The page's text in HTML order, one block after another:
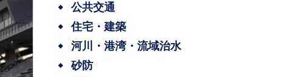
公共交通
住宅・建築
河川・港湾・流域治水
砂防